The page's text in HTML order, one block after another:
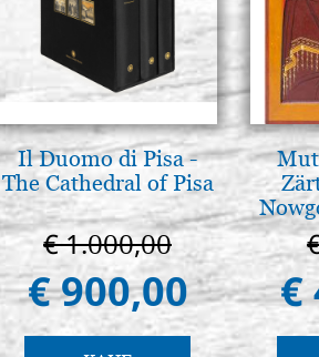
Il Duomo di Pisa -
The Cathedral of Pisa
€ 1.000,00
€ 900,00 €